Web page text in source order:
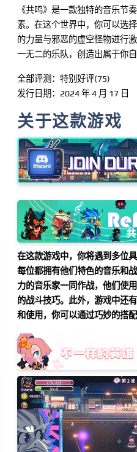
《共鸣》是一款独特的音乐节
素。在这个世界中，你可以选
的力量与邪恶的虚空怪物进行
一无二的乐队，创造出属于你
全部评测：特别好评(75)
发行日期：2024 年 4 月 17 日
关于这款游戏
在这款游戏中，你将遇到多位
每位都拥有他们特色的音乐和
力的音乐家一同作战，他们使
的战斗技巧。此外，游戏中还
和使用，你可以通过巧妙的搭